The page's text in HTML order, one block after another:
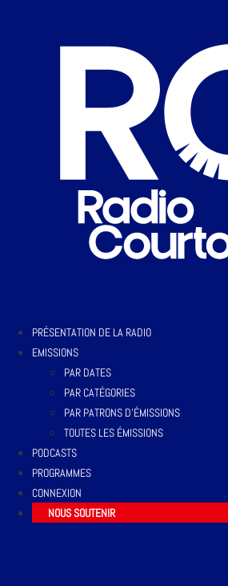
PRÉSENTATION DE LA RADIO
EMISSIONS
PAR DATES
PAR CATÉGORIES
PAR PATRONS D’ÉMISSIONS
TOUTES LES ÉMISSIONS
PODCASTS
PROGRAMMES
CONNEXION
NOUS SOUTENIR